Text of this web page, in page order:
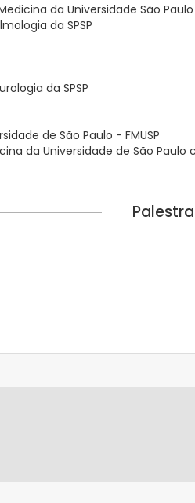
da Universidade São Paulo
da SPSP
da SPSP
de São Paulo - FMUSP
da Universidade de São